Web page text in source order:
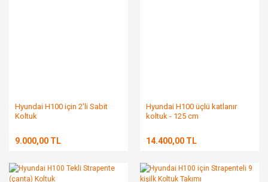
Hyundai H100 için 2'li Sabit
Koltuk
9.000,00 TL
Hyundai H100 üçlü katlanır
koltuk - 125 cm
14.400,00 TL